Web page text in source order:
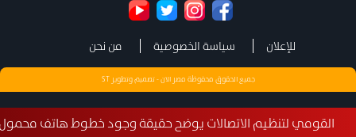
الاتصالات يوضح حقيقة وجود خطوط هاتف محمول مسجلة
للإعلان سياسة الخصوصية من نحن
جميع الحقوق محفوظة مصر الان - تصميم وتطويرST